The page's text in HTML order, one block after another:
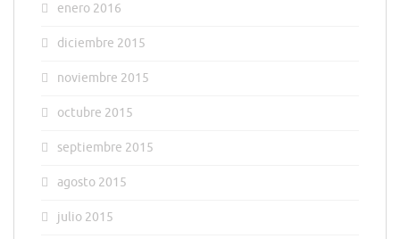
enero 2016
diciembre 2015
noviembre 2015
octubre 2015
septiembre 2015
agosto 2015
julio 2015